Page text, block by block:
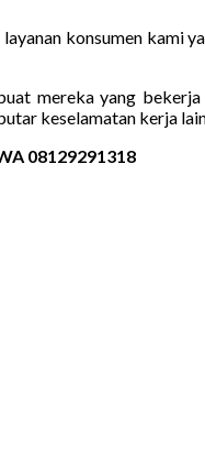
konsumen kami
mereka yang
keselamatan kerja
08129291318